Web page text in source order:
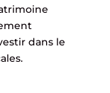
dans le